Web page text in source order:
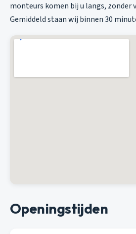
monteurs komen bij u langs, zonder
Gemiddeld staan wij binnen 30
Openingstijden